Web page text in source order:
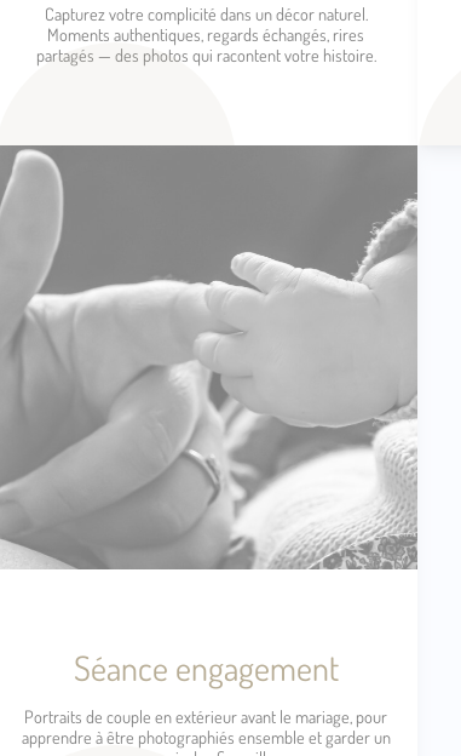
Capturez votre complicité dans un décor naturel.
Moments authentiques, regards échangés, rires
partagés — des photos qui racontent votre histoire.
Séance engagement
Portraits de couple en extérieur avant le mariage, pour
apprendre à être photographiés ensemble et garder un